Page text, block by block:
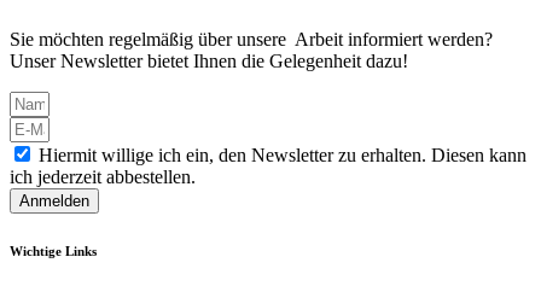
Sie möchten regelmäßig über unsere Arbeit informiert werden?
Unser Newsletter bietet Ihnen die Gelegenheit dazu!
Hiermit willige ich ein, den Newsletter zu erhalten. Diesen kann
ich jederzeit abbestellen.
Anmelden
Wichtige Links